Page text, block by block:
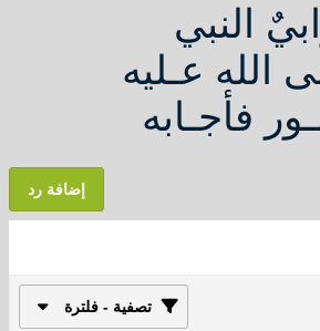
النبي
الله عـليه
فأجـابه
إضافة رد
تصفية - فلترة